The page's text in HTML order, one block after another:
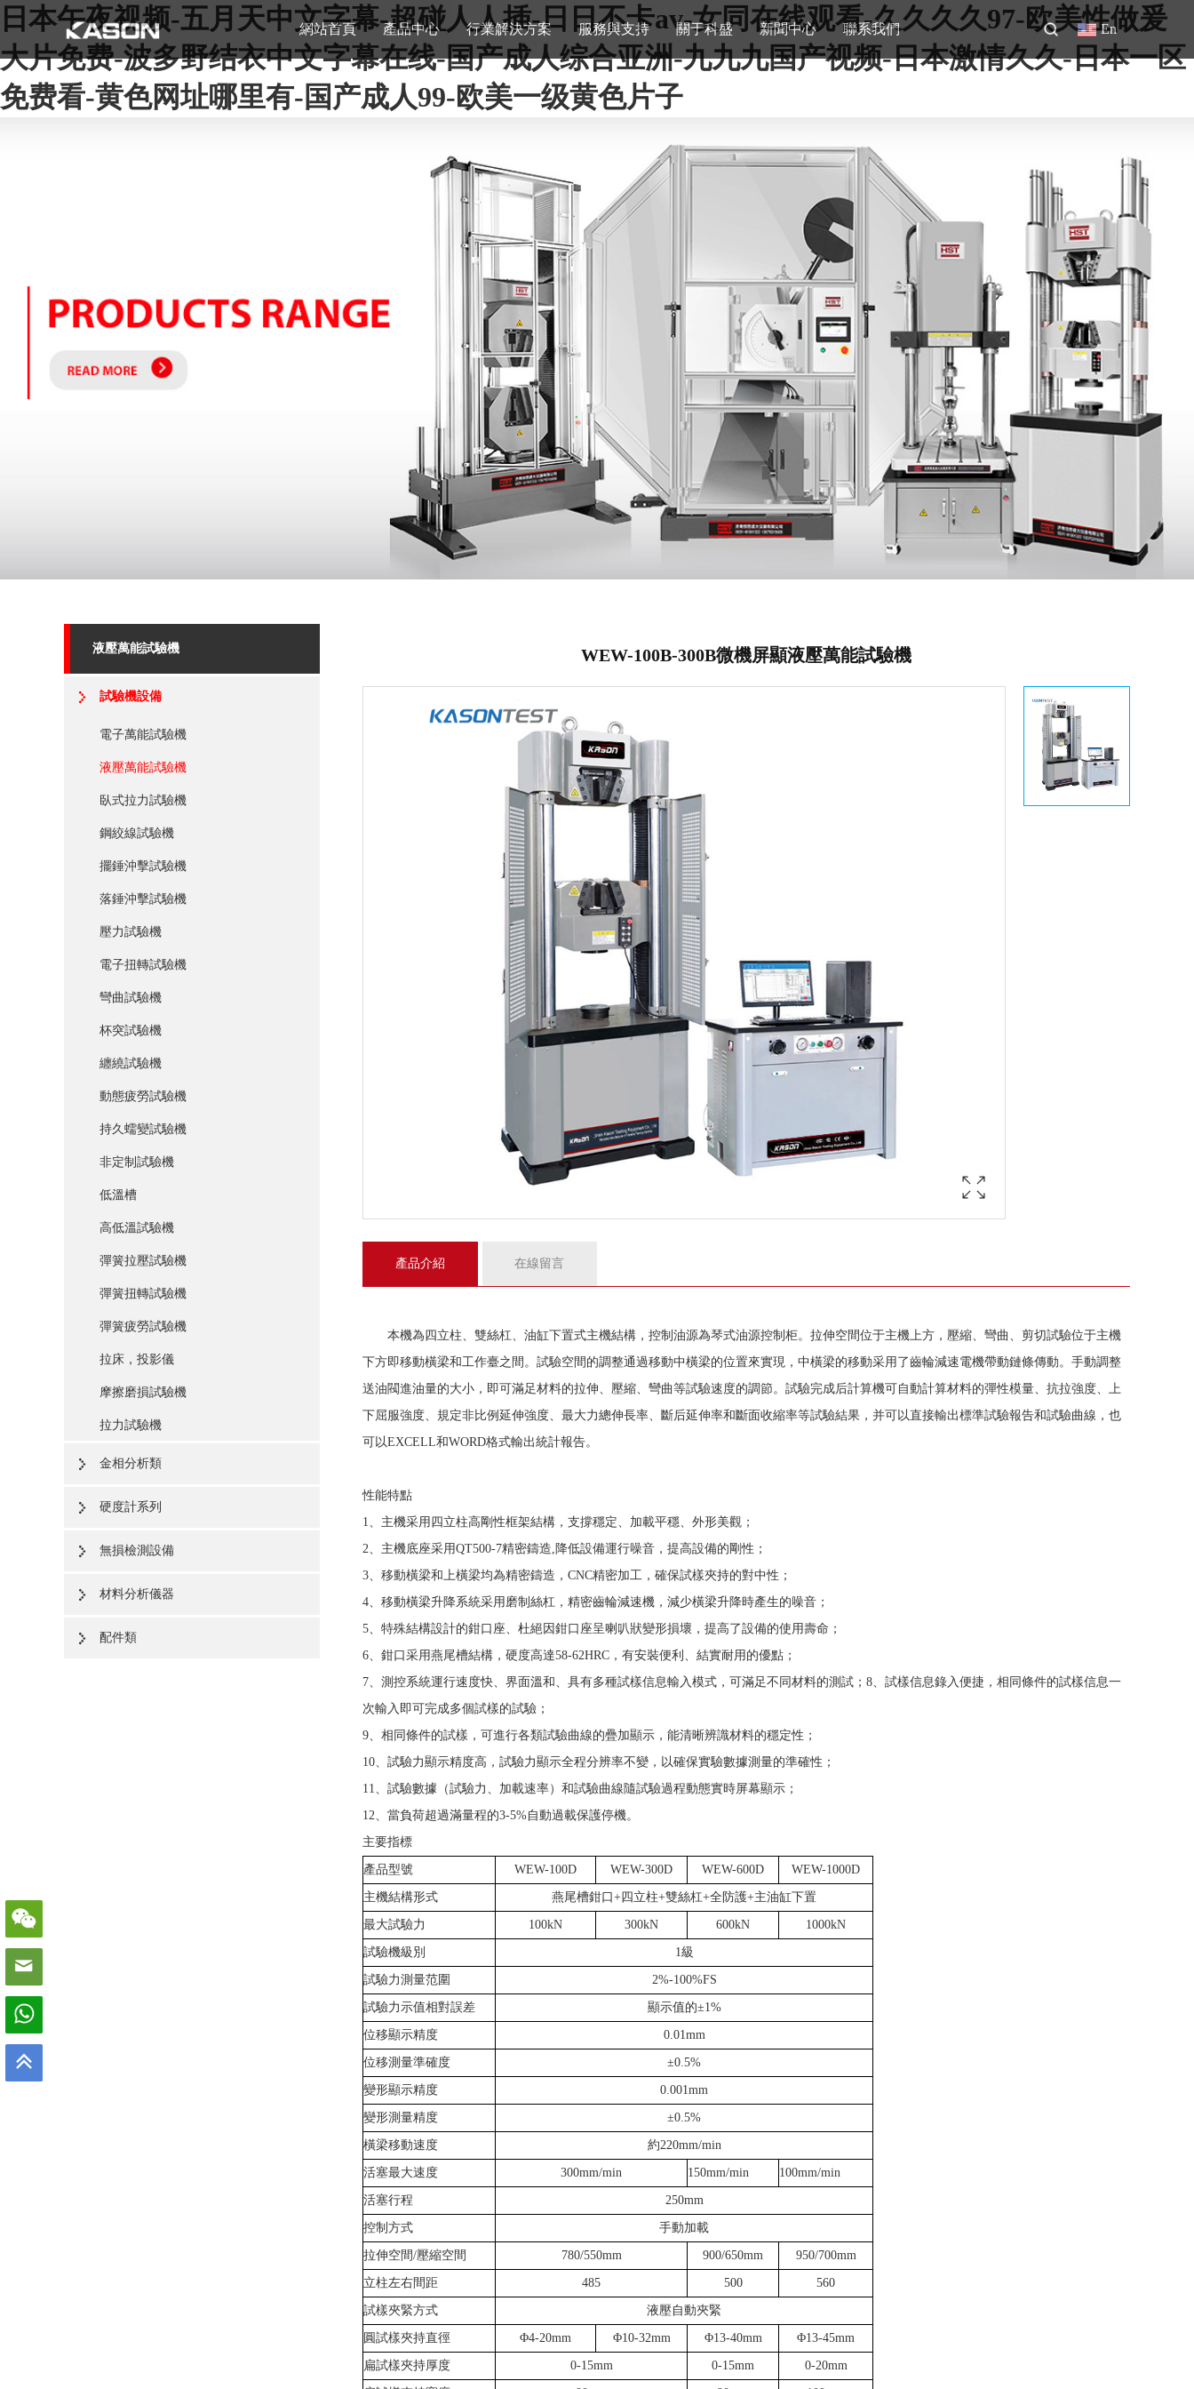
日本午夜视频-五月天中文字幕-超碰人人插-日日不卡av-女同在线观看-久久久久97-欧美性做爰
大片免费-波多野结衣中文字幕在线-国产成人综合亚洲-九九九国产视频-日本激情久久-日本一区
免费看-黄色网址哪里有-国产成人99-欧美一级黄色片子
網站首頁 產品中心 行業解決方案 服務與支持 關于科盛 新聞中心 聯系我們 En
液壓萬能試驗機
試驗機設備
電子萬能試驗機
液壓萬能試驗機
臥式拉力試驗機
鋼絞線試驗機
擺錘沖擊試驗機
落錘沖擊試驗機
壓力試驗機
電子扭轉試驗機
彎曲試驗機
杯突試驗機
纏繞試驗機
動態疲勞試驗機
持久蠕變試驗機
非定制試驗機
低溫槽
高低溫試驗機
彈簧拉壓試驗機
彈簧扭轉試驗機
彈簧疲勞試驗機
拉床，投影儀
摩擦磨損試驗機
拉力試驗機
金相分析類
硬度計系列
無損檢測設備
材料分析儀器
配件類
WEW-100B-300B微機屏顯液壓萬能試驗機
產品介紹 在線留言
本機為四立柱、雙絲杠、油缸下置式主機結構，控制油源為琴式油源控制柜。拉伸空間位于主機上方，壓縮、彎曲、剪切試驗位于主機
下方即移動橫梁和工作臺之間。試驗空間的調整通過移動中橫梁的位置來實現，中橫梁的移動采用了齒輪減速電機帶動鏈條傳動。手動調整
送油閥進油量的大小，即可滿足材料的拉伸、壓縮、彎曲等試驗速度的調節。試驗完成后計算機可自動計算材料的彈性模量、抗拉強度、上
下屈服強度、規定非比例延伸強度、最大力總伸長率、斷后延伸率和斷面收縮率等試驗結果，并可以直接輸出標準試驗報告和試驗曲線，也
可以EXCELL和WORD格式輸出統計報告。
性能特點
1、主機采用四立柱高剛性框架結構，支撐穩定、加載平穩、外形美觀；
2、主機底座采用QT500-7精密鑄造,降低設備運行噪音，提高設備的剛性；
3、移動橫梁和上橫梁均為精密鑄造，CNC精密加工，確保試樣夾持的對中性；
4、移動橫梁升降系統采用磨制絲杠，精密齒輪減速機，減少橫梁升降時產生的噪音；
5、特殊結構設計的鉗口座、杜絕因鉗口座呈喇叭狀變形損壞，提高了設備的使用壽命；
6、鉗口采用燕尾槽結構，硬度高達58-62HRC，有安裝便利、結實耐用的優點；
7、測控系統運行速度快、界面溫和、具有多種試樣信息輸入模式，可滿足不同材料的測試；8、試樣信息錄入便捷，相同條件的試樣信息一
次輸入即可完成多個試樣的試驗；
9、相同條件的試樣，可進行各類試驗曲線的疊加顯示，能清晰辨識材料的穩定性；
10、試驗力顯示精度高，試驗力顯示全程分辨率不變，以確保實驗數據測量的準確性；
11、試驗數據（試驗力、加載速率）和試驗曲線隨試驗過程動態實時屏幕顯示；
12、當負荷超過滿量程的3-5%自動過載保護停機。
主要指標
產品型號 WEW-100D WEW-300D WEW-600D WEW-1000D
主機結構形式 燕尾槽鉗口+四立柱+雙絲杠+全防護+主油缸下置
最大試驗力 100kN 300kN 600kN 1000kN
試驗機級別 1級
試驗力測量范圍 2%-100%FS
試驗力示值相對誤差 顯示值的±1%
位移顯示精度 0.01mm
位移測量準確度 ±0.5%
變形顯示精度 0.001mm
變形測量精度 ±0.5%
橫梁移動速度 約220mm/min
活塞最大速度 300mm/min 150mm/min 100mm/min
活塞行程 250mm
控制方式 手動加載
拉伸空間/壓縮空間 780/550mm 900/650mm 950/700mm
立柱左右間距 485 500 560
試樣夾緊方式 液壓自動夾緊
圓試樣夾持直徑 Φ4-20mm Φ10-32mm Φ13-40mm Φ13-45mm
扁試樣夾持厚度 0-15mm 0-15mm 0-20mm